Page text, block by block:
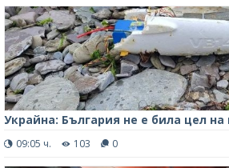
Украйна: България не е била цел
09:05 ч. 103 0